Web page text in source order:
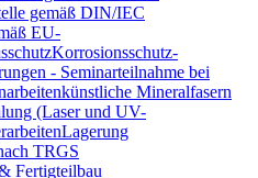
gemäß DIN/IEC
EU-
Korrosionsschutz-
- Seminarteilnahme bei
künstliche Mineralfasern
(Laser und UV-
Lagerung
TRGS
Fertigteilbau